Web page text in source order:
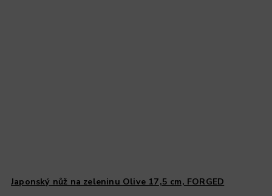
Japonský nůž na zeleninu Olive 17,5 cm, FORGED